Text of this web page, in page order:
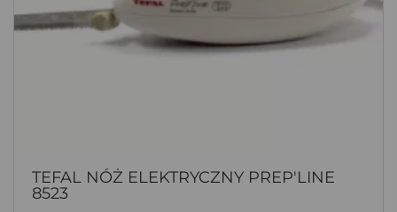
TEFAL NÓŻ ELEKTRYCZNY PREP'LINE
8523